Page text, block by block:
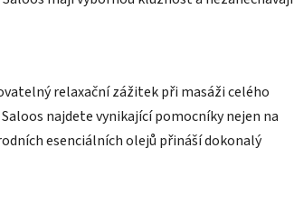
relaxační zážitek při masáži celého
najdete vynikající pomocníky nejen na
esenciálních olejů přináší dokonalý